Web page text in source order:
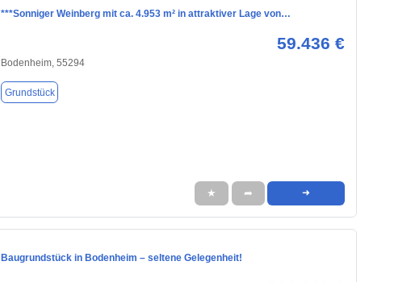
***Sonniger Weinberg mit ca. 4.953 m² in attraktiver Lage von…
59.436 €
Bodenheim, 55294
Grundstück
★ ➦ ➜
Baugrundstück in Bodenheim – seltene Gelegenheit!